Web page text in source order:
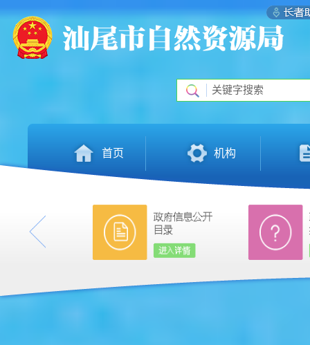
首页 机构